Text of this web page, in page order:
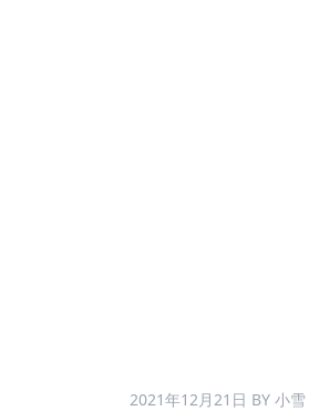
2021年12月21日 BY 小雪